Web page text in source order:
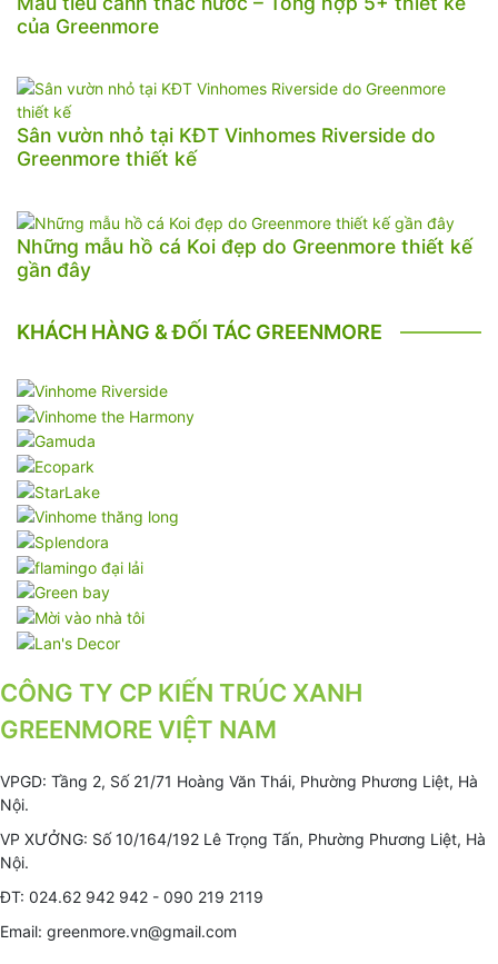
của Greenmore
Sân vườn nhỏ tại KĐT Vinhomes Riverside do
Greenmore thiết kế
Những mẫu hồ cá Koi đẹp do Greenmore thiết kế
gần đây
KHÁCH HÀNG & ĐỐI TÁC GREENMORE
CÔNG TY CP KIẾN TRÚC XANH
GREENMORE VIỆT NAM
VPGD: Tầng 2, Số 21/71 Hoàng Văn Thái, Phường Phương Liệt, Hà
Nội.
VP XƯỞNG: Số 10/164/192 Lê Trọng Tấn, Phường Phương Liệt, Hà
Nội.
ĐT: 024.62 942 942 - 090 219 2119
Email: greenmore.vn@gmail.com